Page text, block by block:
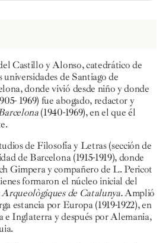
Castillo y Alonso, catedrático de
de Santiago de
donde vivió desde niño y donde
1969) fue abogado, redactor y
(1940-1969), en el que él
de Filosofía y Letras (sección de
de Barcelona (1915-1919), donde
Gimpera y compañero de L. Pericot
formaron el núcleo inicial del
Arqueològiques de Catalunya.Amplió
estancia por Europa (1919-1922), en
e Inglaterra y después por Alemania,